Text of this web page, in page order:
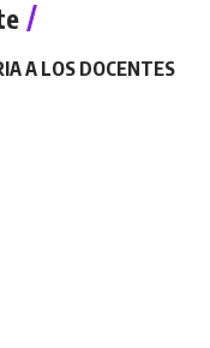
A LOS DOCENTES